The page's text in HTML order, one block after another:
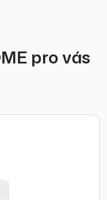
pro vás